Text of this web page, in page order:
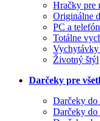
Hračky pre
Originálne
PC a
Totálne
Vychytávky
Životný štýl
Darčeky pre
Darčeky do
Darčeky do